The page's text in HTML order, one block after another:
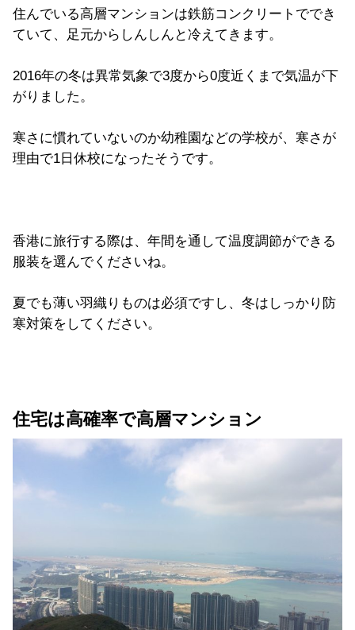
住んでいる高層マンションは鉄筋コンクリートででき
ていて、足元からしんしんと冷えてきます。
2016年の冬は異常気象で3度から0度近くまで気温が下
がりました。
寒さに慣れていないのか幼稚園などの学校が、寒さが
理由で1日休校になったそうです。
香港に旅行する際は、年間を通して温度調節ができる
服装を選んでくださいね。
夏でも薄い羽織りものは必須ですし、冬はしっかり防
寒対策をしてください。
住宅は高確率で高層マンション